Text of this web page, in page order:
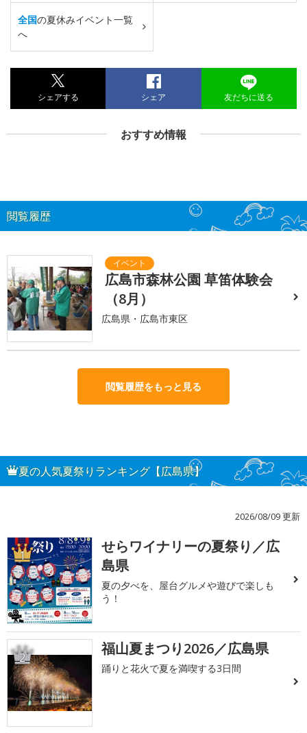
全国の夏休みイベント一覧
へ
シェアする シェア 友だちに送る
おすすめ情報
閲覧履歴
広島市森林公園 草笛体験会
（8月）
広島県・広島市東区
閲覧履歴をもっと見る
夏の人気夏祭りランキング【広島県】
2026/08/09 更新
1
せらワイナリーの夏祭り／広
島県
夏の夕べを、屋台グルメや遊びで楽しも
う！
2 福山夏まつり2026／広島県
踊りと花火で夏を満喫する3日間